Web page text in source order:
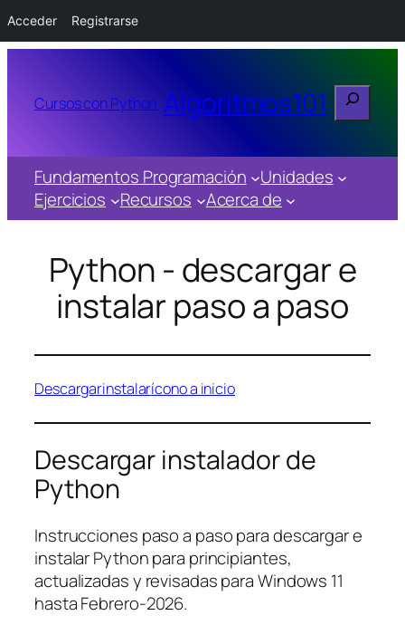
Acceder Registrarse
Cursos con Python Algoritmos101 Buscar
Fundamentos Programación
Unidades
Ejercicios
Recursos Acerca de
Python - descargar e
instalar paso a paso
Descargarinstalarícono a inicio
Descargar instalador de
Python
Instrucciones paso a paso para descargar e
instalar Python para principiantes,
actualizadas y revisadas para Windows 11
hasta Febrero-2026.